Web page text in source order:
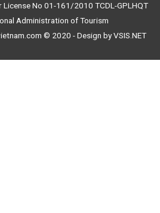
No 01-161/2010 TCDL-GPLHQT
Administration of Tourism
© 2020 - Design by VSIS.NET